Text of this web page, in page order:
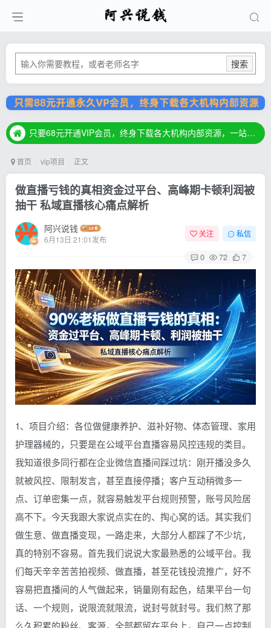
搜索
只要68元开通VIP会员，终身下载各大机构内部资源，一站式草根创业基地，最新最强网赚教程大全，小投入，大回报！
只要68元开通VIP会员，终身下载各大机构内部资源，一站式草根创业基地，最新最强网赚教程大全，小投入，大回报！
首页 vip项目 正文
做直播亏钱的真相资金过平台、高峰期卡顿利润被
抽干 私域直播核心痛点解析
阿兴说钱
6月13日 21:01发布
关注 私信
0 72 7
1、项目介绍：各位做健康养护、滋补好物、体态管理、家用
护理器械的，只要是在公域平台直播容易风控违规的类目。
我知道很多同行都在企业微信直播间踩过坑：刚开播没多久
就被风控、限制发言，甚至直接停播；客户互动稍微多一
点、订单密集一点，就容易触发平台规则预警，账号风险居
高不下。今天我跟大家说点实在的、掏心窝的话。其实我们
做生意、做直播变现，一路走来，大部分人都踩了不少坑，
真的特别不容易。首先我们说说大家最熟悉的公域平台。我
们每天辛辛苦苦拍视频、做直播，甚至花钱投流推广，好不
容易把直播间的人气做起来，销量刚有起色，结果平台一句
话、一个规则，说限流就限流，说封号就封号。我们熬了那
么久积累的粉丝、客源，全部都留在平台上，自己一点控制